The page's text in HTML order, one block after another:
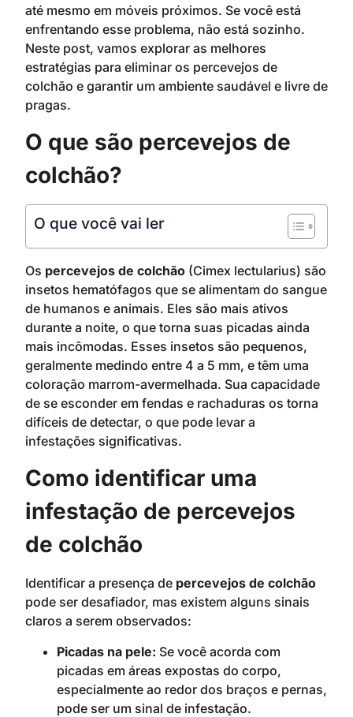
até mesmo em móveis próximos. Se você está
enfrentando esse problema, não está sozinho.
Neste post, vamos explorar as melhores
estratégias para eliminar os percevejos de
colchão e garantir um ambiente saudável e livre de
pragas.
O que são percevejos de
colchão?
O que você vai ler
Os percevejos de colchão (Cimex lectularius) são
insetos hematófagos que se alimentam do sangue
de humanos e animais. Eles são mais ativos
durante a noite, o que torna suas picadas ainda
mais incômodas. Esses insetos são pequenos,
geralmente medindo entre 4 a 5 mm, e têm uma
coloração marrom-avermelhada. Sua capacidade
de se esconder em fendas e rachaduras os torna
difíceis de detectar, o que pode levar a
infestações significativas.
Como identificar uma
infestação de percevejos
de colchão
Identificar a presença de percevejos de colchão
pode ser desafiador, mas existem alguns sinais
claros a serem observados:
Picadas na pele: Se você acorda com
picadas em áreas expostas do corpo,
especialmente ao redor dos braços e pernas,
pode ser um sinal de infestação.